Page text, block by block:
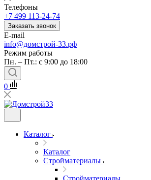
Телефоны
+7 499 113-24-74
Заказать звонок
E-mail
info@домстрой-33.рф
Режим работы
Пн. – Пт.: с 9:00 до 18:00
0
Каталог
Каталог
Стройматериалы
Стройматериалы